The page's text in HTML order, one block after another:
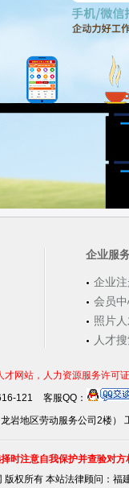
企业服
企业
会员
照片
人才
网站，人力资源服务许可
121
客服QQ：
岩地区劳动服务公司2楼）
时注意自我保护并查验对
权所有 本站法律顾问： 福